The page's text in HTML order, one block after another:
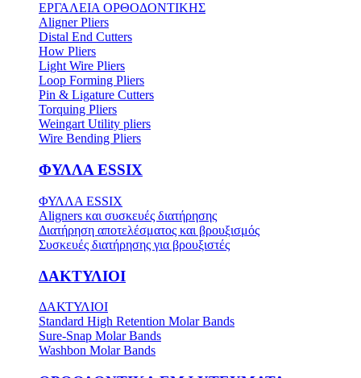
ΕΡΓΑΛΕΙΑ ΟΡΘΟΔΟΝΤΙΚΗΣ
Aligner Pliers
Distal End Cutters
How Pliers
Light Wire Pliers
Loop Forming Pliers
Pin & Ligature Cutters
Torquing Pliers
Weingart Utility pliers
Wire Bending Pliers
ΦΥΛΛΑ ESSIX
ΦΥΛΛΑ ESSIX
Aligners και συσκευές διατήρησης
Διατήρηση αποτελέσματος και βρουξισμός
Συσκευές διατήρησης για βρουξιστές
ΔΑΚΤΥΛΙΟΙ
ΔΑΚΤΥΛΙΟΙ
Standard High Retention Molar Bands
Sure-Snap Molar Bands
Washbon Molar Bands